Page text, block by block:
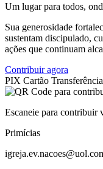
Um lugar para todos,
Sua generosidade
sustentam discipulado,
ações que continuam
Contribuir agora
PIX Cartão Transferência
Escaneie para contribuir
Primícias